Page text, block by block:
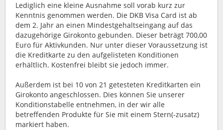
Lediglich eine kleine Ausnahme soll vorab kurz zur
Kenntnis genommen werden. Die DKB Visa Card ist ab
dem 2. Jahr an einen Mindestgehaltseingang auf das
dazugehörige Girokonto gebunden. Dieser beträgt 700,00
Euro für Aktivkunden. Nur unter dieser Voraussetzung ist
die Kreditkarte zu den aufgelisteten Konditionen
erhältlich. Kostenfrei bleibt sie jedoch immer.
Außerdem ist bei 10 von 21 getesteten Kreditkarten ein
Girokonto angeschlossen. Dies können Sie unserer
Konditionstabelle entnehmen, in der wir alle
betreffenden Produkte für Sie mit einem Stern(-zusatz)
markiert haben.